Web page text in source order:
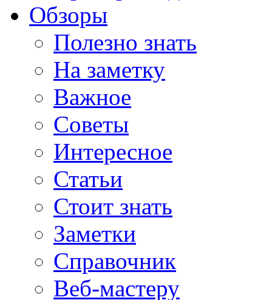
Обзоры
Полезно знать
На заметку
Важное
Советы
Интересное
Статьи
Стоит знать
Заметки
Справочник
Веб-мастеру